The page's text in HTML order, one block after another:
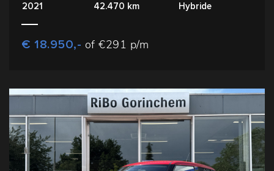
2021
42.470 km
Hybride
€ 18.950,- of €291 p/m